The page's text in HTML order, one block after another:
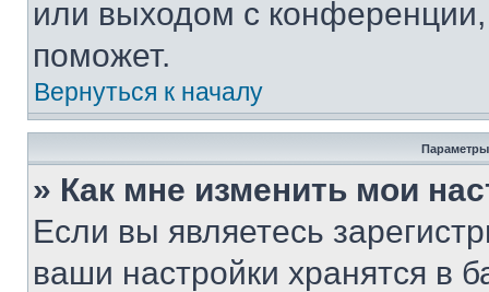
или выходом с
поможет.
Вернуться к началу
Параметры
» Как мне изменить мои
Если вы являетесь
ваши настройки хранятся в